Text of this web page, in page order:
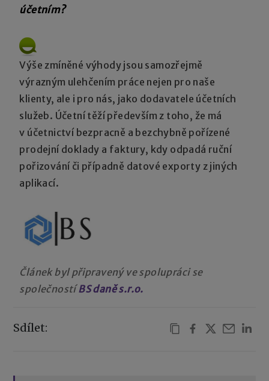
účetním?
Výše zmíněné výhody jsou samozřejmě
výrazným ulehčením práce nejen pro naše
klienty, ale i pro nás, jako dodavatele účetních
služeb. Účetní těží především z toho, že má
v účetnictví bezpracně a bezchybně pořízené
prodejní doklady a faktury, kdy odpadá ruční
pořizování či případně datové exporty z jiných
aplikací.
Článek byl připravený ve spolupráci se
společností BS daně s.r.o.
Sdílet: